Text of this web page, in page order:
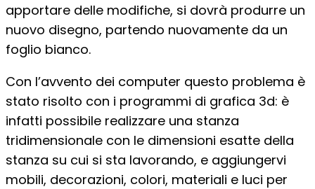
apportare delle modifiche, si dovrà produrre un
nuovo disegno, partendo nuovamente da un
foglio bianco.
Con l’avvento dei computer questo problema è
stato risolto con i programmi di grafica 3d: è
infatti possibile realizzare una stanza
tridimensionale con le dimensioni esatte della
stanza su cui si sta lavorando, e aggiungervi
mobili, decorazioni, colori, materiali e luci per